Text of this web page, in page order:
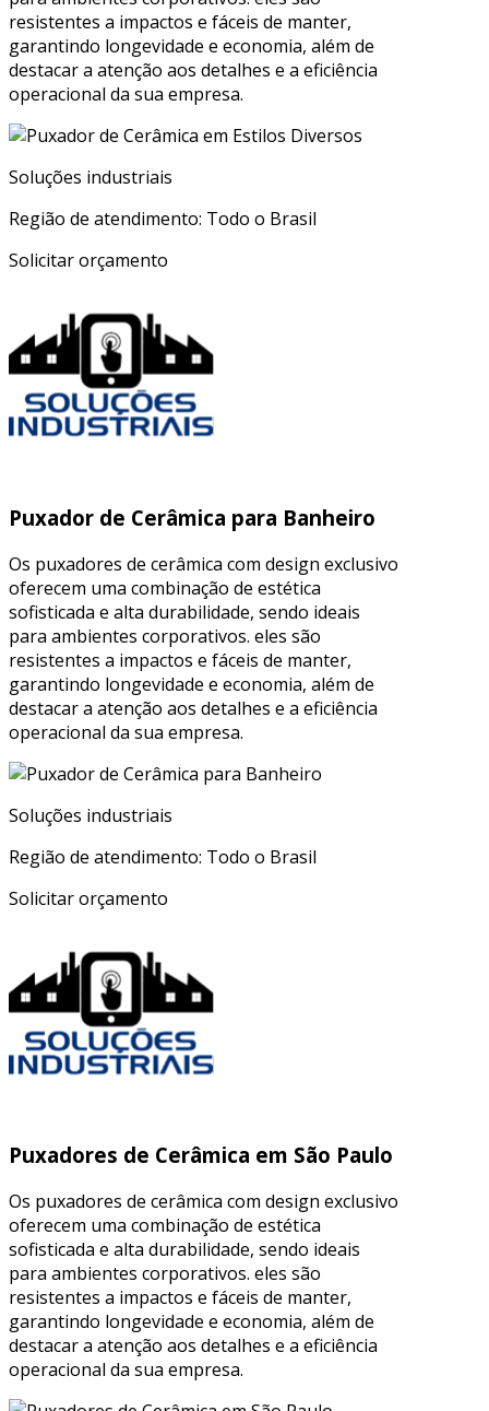
resistentes a impactos e fáceis de manter,
garantindo longevidade e economia, além de
destacar a atenção aos detalhes e a eficiência
operacional da sua empresa.
Soluções industriais
Região de atendimento: Todo o Brasil
Solicitar orçamento
Puxador de Cerâmica para Banheiro
Os puxadores de cerâmica com design exclusivo
oferecem uma combinação de estética
sofisticada e alta durabilidade, sendo ideais
para ambientes corporativos. eles são
resistentes a impactos e fáceis de manter,
garantindo longevidade e economia, além de
destacar a atenção aos detalhes e a eficiência
operacional da sua empresa.
Soluções industriais
Região de atendimento: Todo o Brasil
Solicitar orçamento
Puxadores de Cerâmica em São Paulo
Os puxadores de cerâmica com design exclusivo
oferecem uma combinação de estética
sofisticada e alta durabilidade, sendo ideais
para ambientes corporativos. eles são
resistentes a impactos e fáceis de manter,
garantindo longevidade e economia, além de
destacar a atenção aos detalhes e a eficiência
operacional da sua empresa.